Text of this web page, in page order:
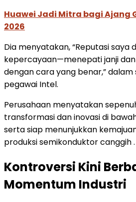
Huawei Jadi Mitra bagi Ajang
2026
Dia menyatakan, “Reputasi saya
kepercayaan—menepati janji
dengan cara yang benar,”
pegawai Intel.
Perusahaan menyatakan
transformasi dan inovasi di
serta siap menunjukkan
produksi semikonduktor canggih .
Kontroversi Kini
Momentum Industri